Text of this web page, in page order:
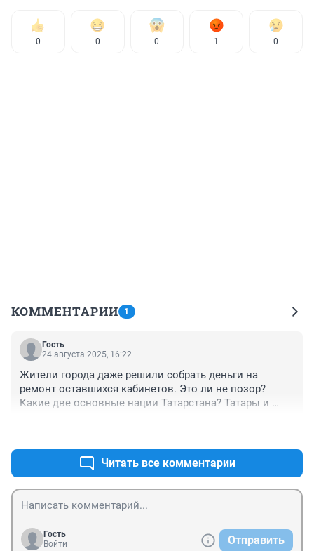
0 0 0 1 0
КОММЕНТАРИИ 1
Гость
24 августа 2025, 16:22
Жители города даже решили собрать деньги на
ремонт оставшихся кабинетов. Это ли не позор?
Какие две основные нации Татарстана? Татары и
Ну вот и Ильгиз начал работать над остро-
социальными темами.
Читать все комментарии
Гость
Войти
Отправить